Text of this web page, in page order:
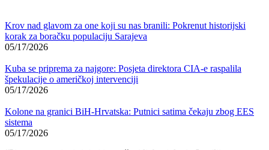
Krov nad glavom za one koji su nas branili: Pokrenut historijski
korak za boračku populaciju Sarajeva
05/17/2026
Kuba se priprema za najgore: Posjeta direktora CIA-e raspalila
špekulacije o američkoj intervenciji
05/17/2026
Kolone na granici BiH-Hrvatska: Putnici satima čekaju zbog EES
sistema
05/17/2026